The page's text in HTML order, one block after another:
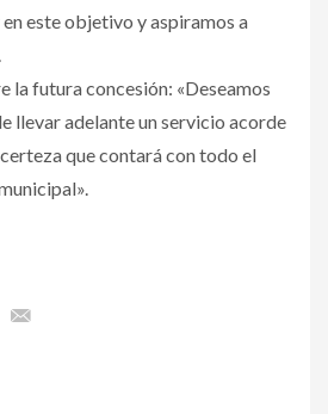
este objetivo y aspiramos a
la futura concesión: «Deseamos
llevar adelante un servicio acorde
que contará con todo el